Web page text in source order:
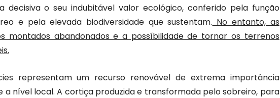
o seu indubitável valor ecológico, conferido pela função
e pela elevada biodiversidade que sustentam. No entanto, as
montados abandonados e a possíbilidade de tornar os terrenos
representam um recurso renovável de extrema importância
a nível local. A cortiça produzida e transformada pelo sobreiro, para